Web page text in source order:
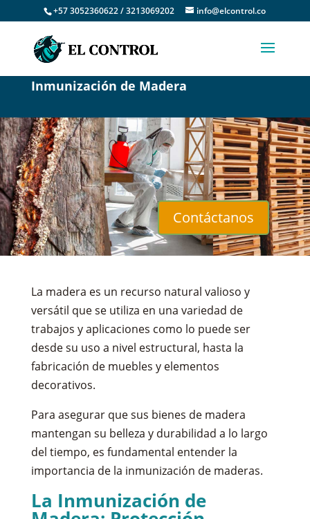
+57 3052360622 / 3213069202 info@elcontrol.co
Inmunización de Madera
Contáctanos
La madera es un recurso natural valioso y
versátil que se utiliza en una variedad de
trabajos y aplicaciones como lo puede ser
desde su uso a nivel estructural, hasta la
fabricación de muebles y elementos
decorativos.
Para asegurar que sus bienes de madera
mantengan su belleza y durabilidad a lo largo
del tiempo, es fundamental entender la
importancia de la inmunización de maderas.
La Inmunización de